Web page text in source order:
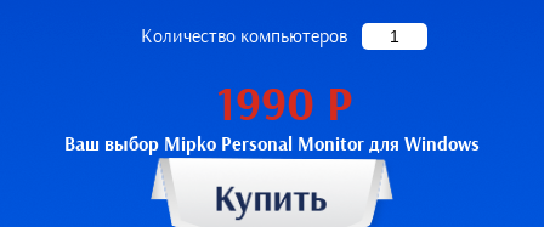
Количество компьютеров
1990 Р
Ваш выбор Mipko Personal Monitor для Windows